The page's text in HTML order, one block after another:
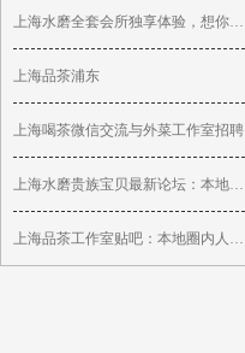
上海水磨全套会所独享体验，想你所想！
上海品茶浦东
上海喝茶微信交流与外菜工作室招聘
上海水磨贵族宝贝最新论坛：本地热议话题
上海品茶工作室贴吧：本地圈内人热议话题